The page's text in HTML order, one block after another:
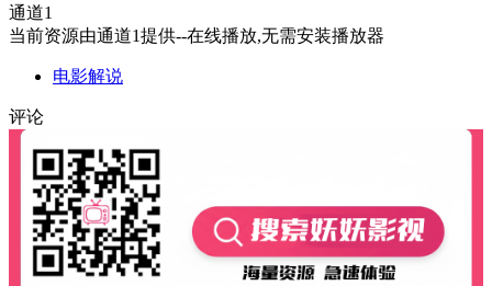
通道1
当前资源由通道1提供--在线播放,无需安装播放器
电影解说
评论